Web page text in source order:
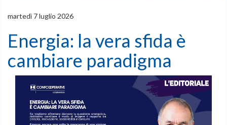
martedì 7 luglio 2026
Energia: la vera sfida è
cambiare paradigma